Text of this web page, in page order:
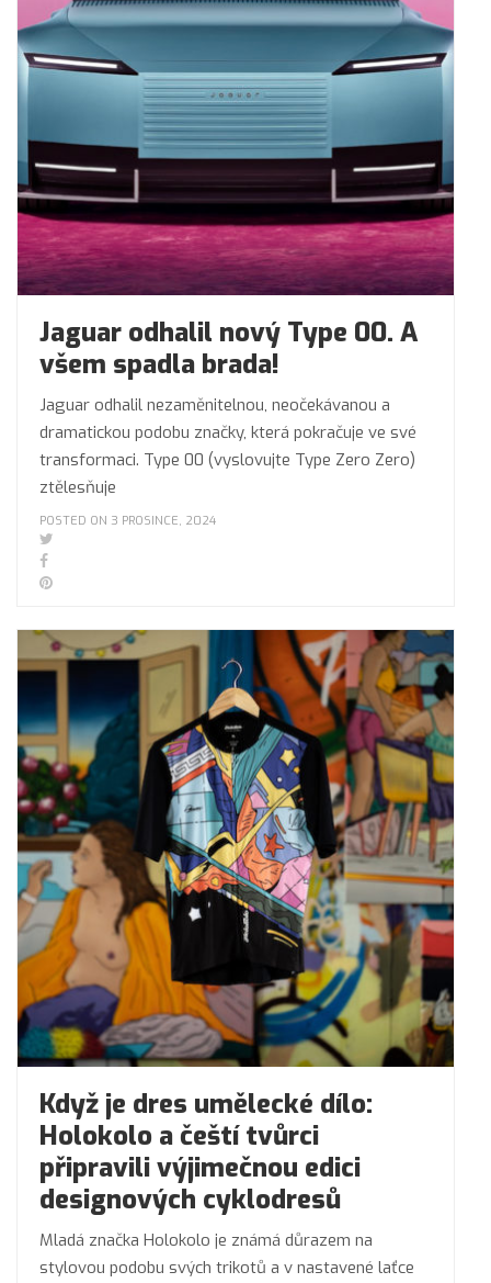
Jaguar odhalil nový Type 00. A
všem spadla brada!
Jaguar odhalil nezaměnitelnou, neočekávanou a
dramatickou podobu značky, která pokračuje ve své
transformaci. Type 00 (vyslovujte Type Zero Zero)
ztělesňuje
POSTED ON 3 PROSINCE, 2024
Když je dres umělecké dílo:
Holokolo a čeští tvůrci
připravili výjimečnou edici
designových cyklodresů
Mladá značka Holokolo je známá důrazem na
stylovou podobu svých trikotů a v nastavené laťce